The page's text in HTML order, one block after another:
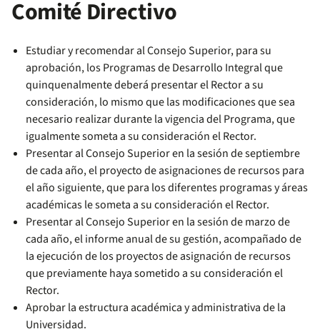
Comité Directivo
Estudiar y recomendar al Consejo Superior, para su
aprobación, los Programas de Desarrollo Integral que
quinquenalmente deberá presentar el Rector a su
consideración, lo mismo que las modificaciones que sea
necesario realizar durante la vigencia del Programa, que
igualmente someta a su consideración el Rector.
Presentar al Consejo Superior en la sesión de septiembre
de cada año, el proyecto de asignaciones de recursos para
el año siguiente, que para los diferentes programas y áreas
académicas le someta a su consideración el Rector.
Presentar al Consejo Superior en la sesión de marzo de
cada año, el informe anual de su gestión, acompañado de
la ejecución de los proyectos de asignación de recursos
que previamente haya sometido a su consideración el
Rector.
Aprobar la estructura académica y administrativa de la
Universidad.